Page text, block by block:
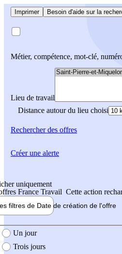
Imprimer Besoin d'aide sur la
Métier, compétence, mot-clé,
Lieu de travail
Distance autour du lieu choisi
Rechercherdes offres
uniquement
France Travail Cette action
filtres de Date de création de l'offre
création de l'offre
Un jour
Trois jours
Créer une alerte